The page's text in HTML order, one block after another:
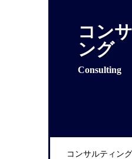
コン
ング
Consulting
コンサルティング